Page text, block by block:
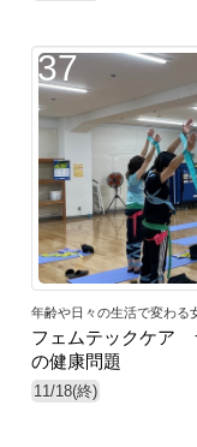
37
年齢や日々の生活で変わる
フェムテックケア
の健康問題
11/18(終)